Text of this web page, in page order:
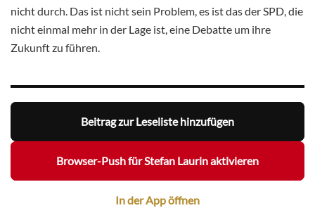
nicht durch. Das ist nicht sein Problem, es ist das der SPD, die
nicht einmal mehr in der Lage ist, eine Debatte um ihre
Zukunft zu führen.
Beitrag zur Leseliste hinzufügen
Browser-Push für Stefan Laurin aktivieren
In der App öffnen